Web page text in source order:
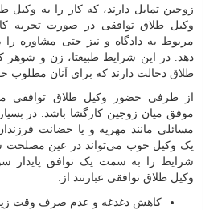
زوجین تمایل دارند، که کار را به وکیل
وکیل طلاق توافقی در صورت تجربه
مربوط به دادگاه و نیز حتی مشاوره
دهد. در این شرایط طبیعتا، زن و شوهر
طلاق دخالت دارند که برای آنان مطلوب
از طرفی حضور وکیل طلاق توافقی
موفق میان زوجین کارگشا باشد. در
مسائلی مانند مهریه و یا حضانت فرزندان
یک وکیل خوب می‌تواند در عین
شرایط را به سمت یک توافق پایدار
وکیل طلاق توافقی عبارتند از:
کاهش دغدغه و عدم صرف وقت